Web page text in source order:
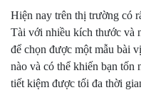
Hiện nay trên thị trường có
Tài với nhiều kích thước và
để chọn được một mẫu bài
nào và có thể khiến bạn
tiết kiệm được tối đa thời